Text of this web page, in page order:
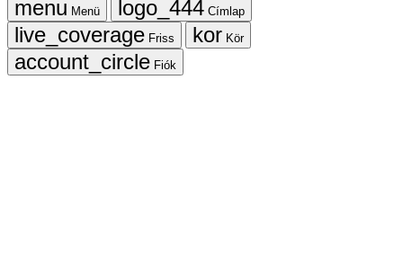
Menü
Címlap
Friss
Kör
Fiók